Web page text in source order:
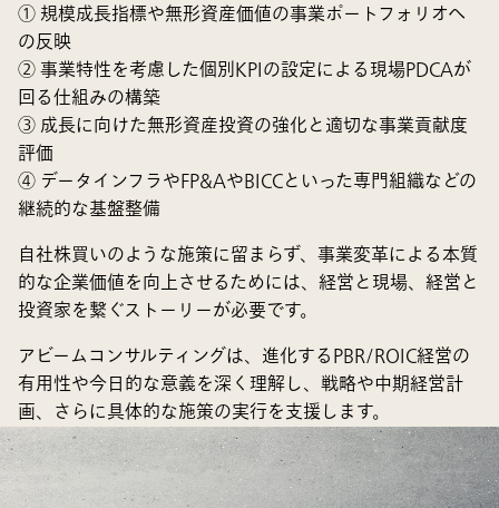
① 規模成長指標や無形資産価値の事業ポートフォリオへ
の反映
② 事業特性を考慮した個別KPIの設定による現場PDCAが
回る仕組みの構築
③ 成長に向けた無形資産投資の強化と適切な事業貢献度
評価
④ データインフラやFP&AやBICCといった専門組織などの
継続的な基盤整備
自社株買いのような施策に留まらず、事業変革による本質
的な企業価値を向上させるためには、経営と現場、経営と
投資家を繋ぐストーリーが必要です。
アビームコンサルティングは、進化するPBR/ROIC経営の
有用性や今日的な意義を深く理解し、戦略や中期経営計
画、さらに具体的な施策の実行を支援します。